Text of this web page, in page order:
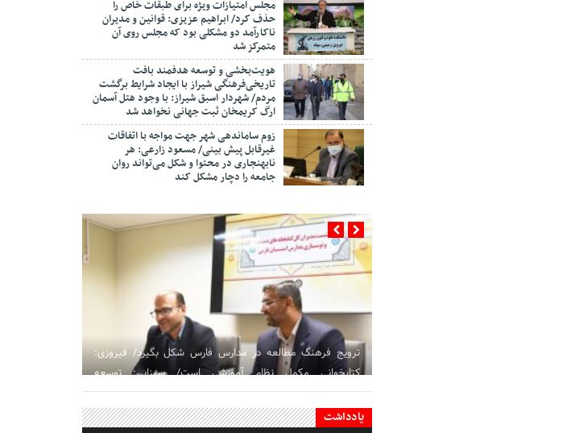
مجلس امتیازات ویژه برای طبقات خاص را
حذف کرد/ ابراهیم عزیزی: قوانین و مدیران
ناکارآمد دو مشکلی بود که مجلس روی آن
متمرکز شد
هویت‌بخشی و توسعه هدفمند بافت
تاریخی‌فرهنگی شیراز با ایجاد شرایط برگشت
مردم/ شهردار اسبق شیراز: با وجود هتل آسمان
ارگ کریمخان ثبت جهانی نخواهد شد
زوم ساماندهی شهر جهت مواجه با اتفاقات
غیرقابل پیش بینی/ مسعود زارعی: هر
نابهنجاری در محتوا و شکل می‌تواند روان
جامعه را دچار مشکل کند
ترویج فرهنگ مطالعه در مدارس فارس شکل بگیرد/ فیروزی:
کتابخوانی مکمل نظام آموزشی است/ سینایی: توسعه
تعاون روستایی فارس با آرمان‌های انقلاب تجدید میثاق کردند/
احمدی‌زاده: به نگاه تحول‌آفرین امام خمینی (ره) در خدمت به
یادداشت